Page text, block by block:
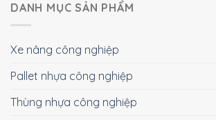
DANH MỤC SẢN PHẨM
Xe nâng công nghiệp
Pallet nhựa công nghiệp
Thùng nhựa công nghiệp